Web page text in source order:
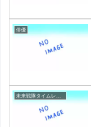
俳優
未来戦隊タイムレンジャー